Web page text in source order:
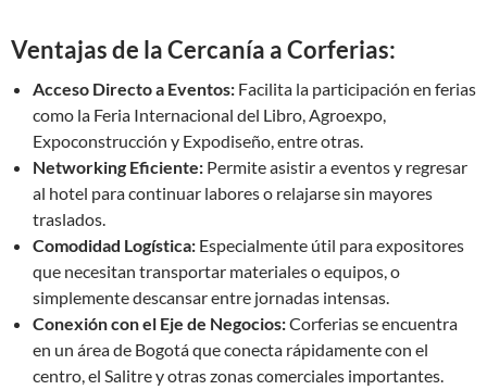
Ventajas de la Cercanía a Corferias:
Acceso Directo a Eventos: Facilita la participación en ferias
como la Feria Internacional del Libro, Agroexpo,
Expoconstrucción y Expodiseño, entre otras.
Networking Eficiente: Permite asistir a eventos y regresar
al hotel para continuar labores o relajarse sin mayores
traslados.
Comodidad Logística: Especialmente útil para expositores
que necesitan transportar materiales o equipos, o
simplemente descansar entre jornadas intensas.
Conexión con el Eje de Negocios:Corferias se encuentra
en un área de Bogotá que conecta rápidamente con el
centro, el Salitre y otras zonas comerciales importantes.